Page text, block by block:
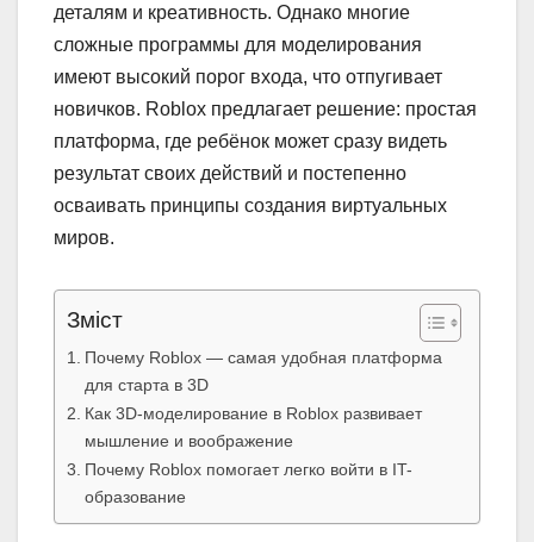
деталям и креативность. Однако многие
сложные программы для моделирования
имеют высокий порог входа, что отпугивает
новичков. Roblox предлагает решение: простая
платформа, где ребёнок может сразу видеть
результат своих действий и постепенно
осваивать принципы создания виртуальных
миров.
Зміст
Почему Roblox — самая удобная платформа
для старта в 3D
Как 3D-моделирование в Roblox развивает
мышление и воображение
Почему Roblox помогает легко войти в IT-
образование